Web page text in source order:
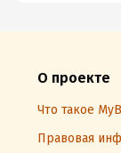
О проекте
Что такое
Правовая